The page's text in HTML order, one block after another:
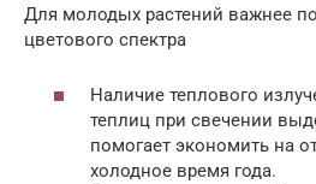
Для молодых растений важнее
цветового спектра
Наличие теплового
теплиц при свечении
помогает экономить на
холодное время года.